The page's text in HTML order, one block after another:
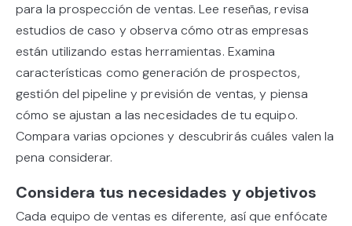
para la prospección de ventas. Lee reseñas, revisa
estudios de caso y observa cómo otras empresas
están utilizando estas herramientas. Examina
características como generación de prospectos,
gestión del pipeline y previsión de ventas, y piensa
cómo se ajustan a las necesidades de tu equipo.
Compara varias opciones y descubrirás cuáles valen la
pena considerar.
Considera tus necesidades y objetivos
Cada equipo de ventas es diferente, así que enfócate